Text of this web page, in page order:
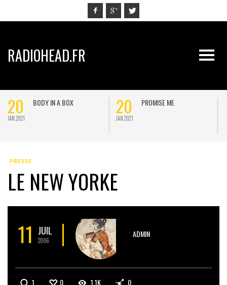
RADIOHEAD.FR
20
JAN 2021
BODY IN A BOX 20
JAN 2021
PROMISE ME
PRESSE
LE NEW YORKE
11 JUIL
2006
ADMIN
1 0 1.1K 0